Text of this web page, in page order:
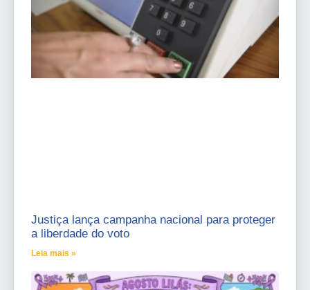
Justiça lança campanha nacional para proteger
a liberdade do voto
Leia mais »